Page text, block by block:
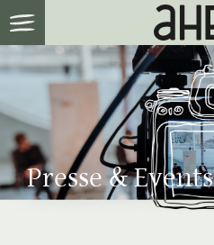
Presse & Events